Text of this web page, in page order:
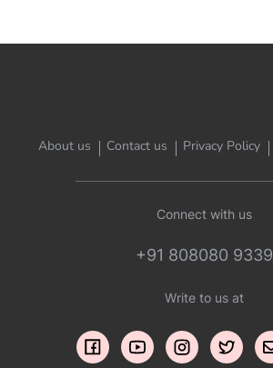
About us Contact us Privacy Policy
Connect with us
+91 808080 9339
Write to us at